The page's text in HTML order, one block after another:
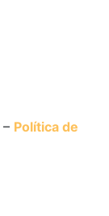
Política de